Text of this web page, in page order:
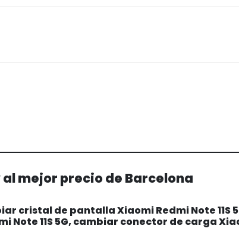
al mejor precio de Barcelona
cristal de pantalla Xiaomi Redmi Note 11S
11S 5G, cambiar conector de carga